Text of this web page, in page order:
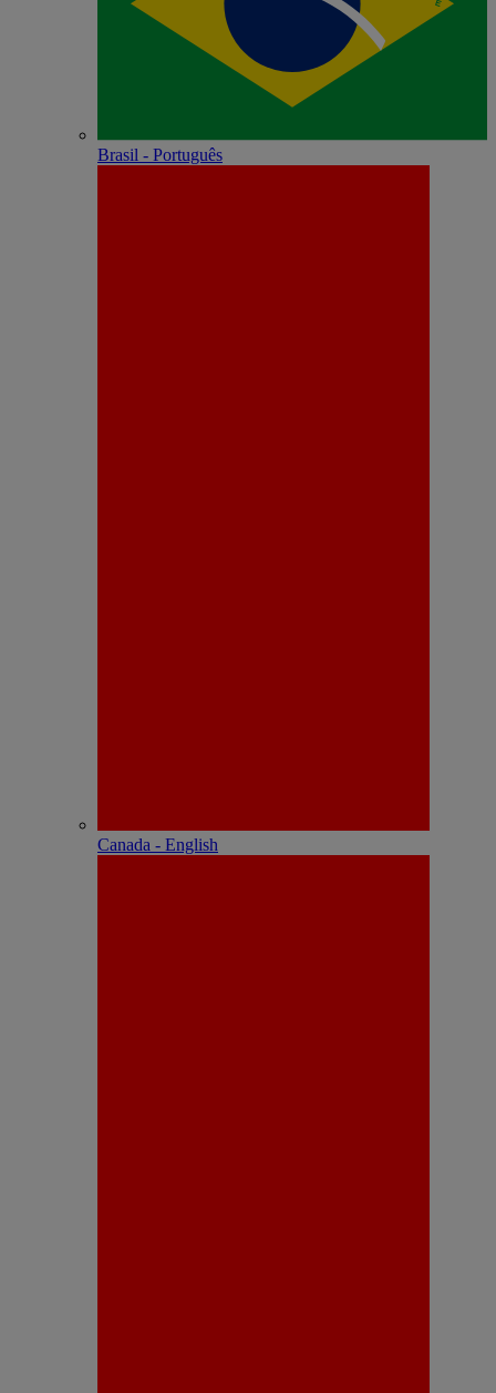
Brasil - Português
Canada - English